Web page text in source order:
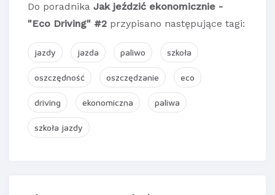
Do poradnika Jak jeździć ekonomicznie -
"Eco Driving" #2 przypisano następujące tagi:
jazdy jazda paliwo szkoła
oszczędność oszczędzanie eco
driving ekonomiczna paliwa
szkoła jazdy